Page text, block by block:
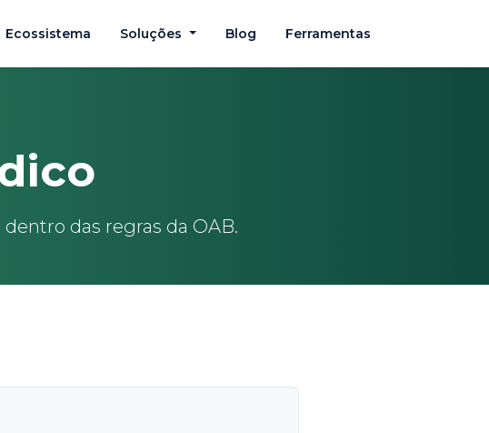
Ecossistema Soluções Blog Ferramentas
das regras da OAB.